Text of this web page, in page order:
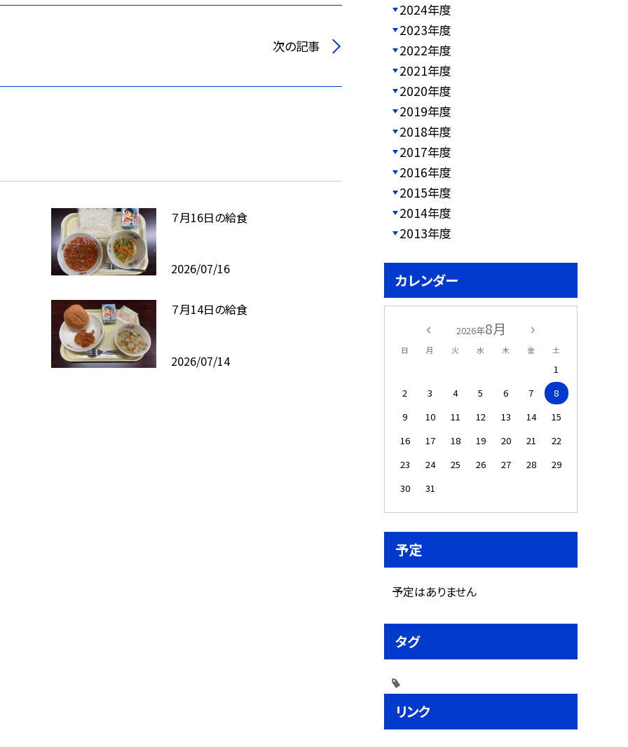
次の記事
７月16日の給食
2026/07/16
７月14日の給食
2026/07/14
2024年度
2023年度
2022年度
2021年度
2020年度
2019年度
2018年度
2017年度
2016年度
2015年度
2014年度
2013年度
カレンダー
2026年8月
日 月 火 水 木 金 土
1
2
3 4 5 6 7
8
9
10 11 12 13 14
15
16
17 18 19 20 21
22
23
24 25 26 27 28
29
30
31
予定
予定はありません
タグ
リンク